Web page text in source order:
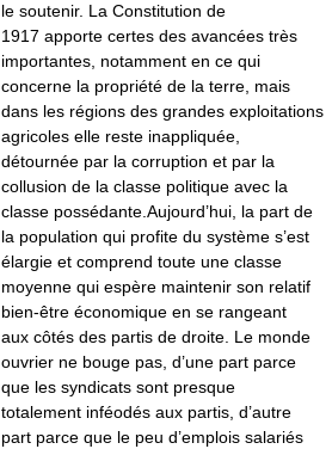
le soutenir. La Constitution de
1917 apporte certes des avancées très
importantes, notamment en ce qui
concerne la propriété de la terre, mais
dans les régions des grandes exploitations
agricoles elle reste inappliquée,
détournée par la corruption et par la
collusion de la classe politique avec la
classe possédante.Aujourd’hui, la part de
la population qui profite du système s’est
élargie et comprend toute une classe
moyenne qui espère maintenir son relatif
bien-être économique en se rangeant
aux côtés des partis de droite. Le monde
ouvrier ne bouge pas, d’une part parce
que les syndicats sont presque
totalement inféodés aux partis, d’autre
part parce que le peu d’emplois salariés